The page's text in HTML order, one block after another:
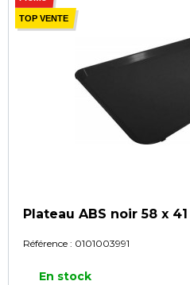
TOP VENTE
Plateau ABS noir 58 x
Référence : 0101003991
En stock